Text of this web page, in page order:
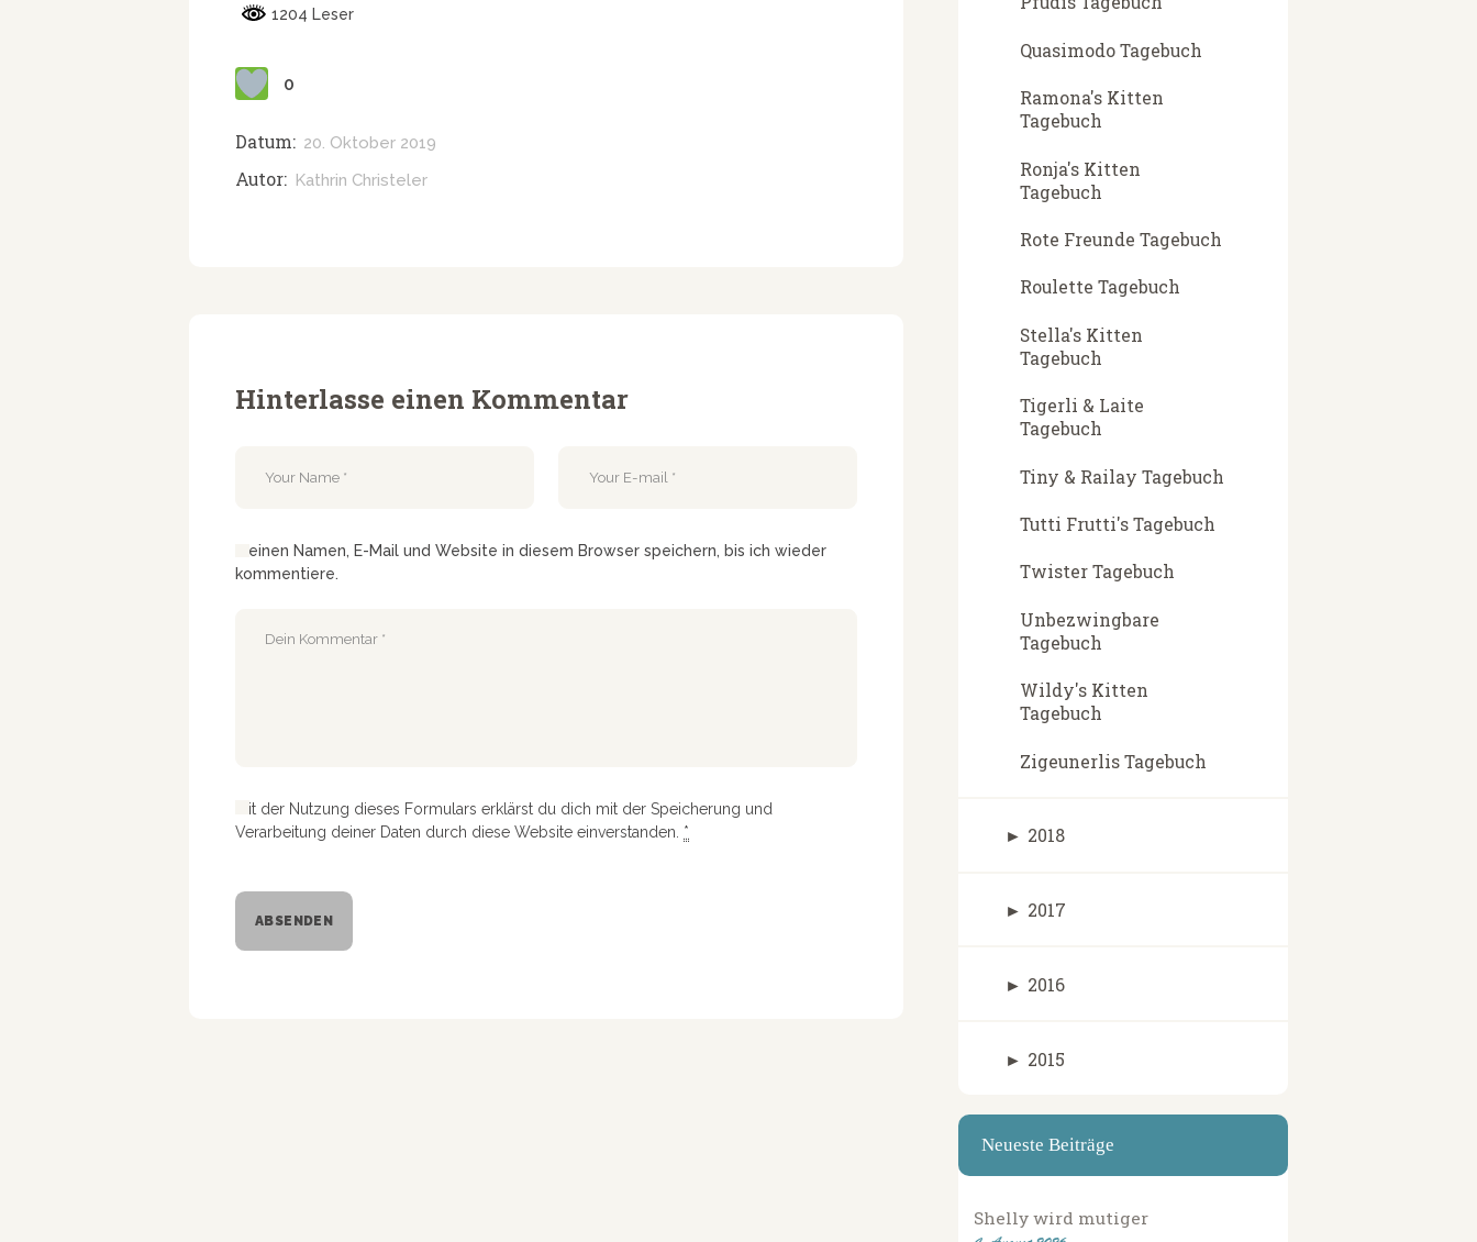
1204 Leser
0
Datum: 20. Oktober 2019
Autor: Kathrin Christeler
Hinterlasse einen Kommentar
Meinen Namen, E-Mail und Website in diesem Browser speichern, bis ich wieder
kommentiere.
Mit der Nutzung dieses Formulars erklärst du dich mit der Speicherung und
Verarbeitung deiner Daten durch diese Website einverstanden. *
Quasimodo Tagebuch
Ramona's Kitten
Tagebuch
Ronja's Kitten
Tagebuch
Rote Freunde Tagebuch
Roulette Tagebuch
Stella's Kitten
Tagebuch
Tigerli & Laite
Tagebuch
Tiny & Railay Tagebuch
Tutti Frutti's Tagebuch
Twister Tagebuch
Unbezwingbare
Tagebuch
Wildy's Kitten
Tagebuch
Zigeunerlis Tagebuch
► 2018
► 2017
► 2016
► 2015
Neueste Beiträge
Shelly wird mutiger